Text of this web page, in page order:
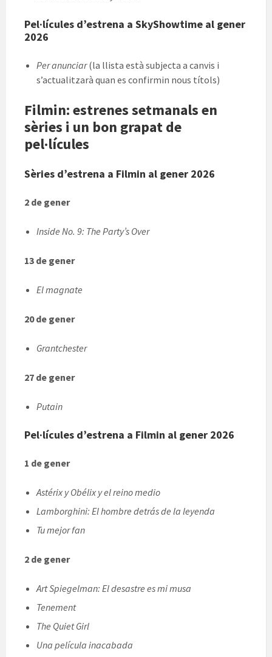
Pel·lícules d’estrena a SkyShowtime al gener
2026
Per anunciar(la llista està subjecta a canvis i
s’actualitzarà quan es confirmin nous títols)
Filmin: estrenes setmanals en
sèries i un bon grapat de
pel·lícules
Sèries d’estrena a Filmin al gener 2026
2 de gener
Inside No. 9: The Party’s Over
13 de gener
El magnate
20 de gener
Grantchester
27 de gener
Putain
Pel·lícules d’estrena a Filmin al gener 2026
1 de gener
Astérix y Obélix y el reino medio
Lamborghini: El hombre detrás de la leyenda
Tu mejor fan
2 de gener
Art Spiegelman: El desastre es mi musa
Tenement
The Quiet Girl
Una película inacabada